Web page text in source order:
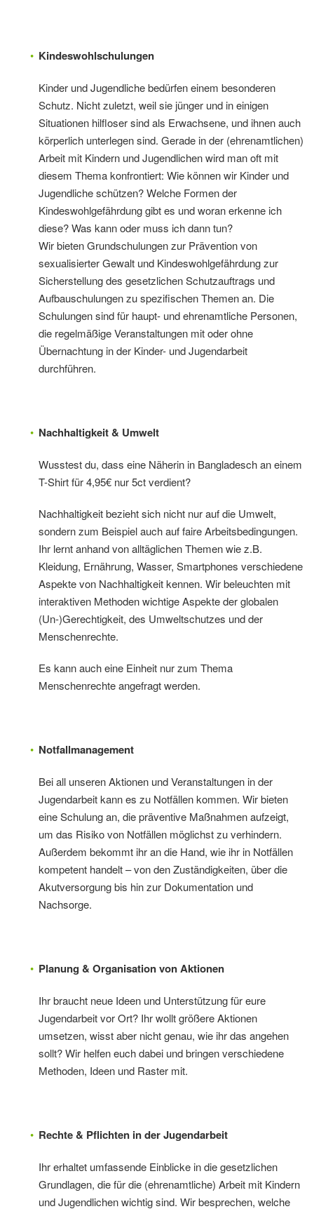
Kindeswohlschulungen
Kinder und Jugendliche bedürfen einem besonderen
Schutz. Nicht zuletzt, weil sie jünger und in einigen
Situationen hilfloser sind als Erwachsene, und ihnen auch
körperlich unterlegen sind. Gerade in der (ehrenamtlichen)
Arbeit mit Kindern und Jugendlichen wird man oft mit
diesem Thema konfrontiert: Wie können wir Kinder und
Jugendliche schützen? Welche Formen der
Kindeswohlgefährdung gibt es und woran erkenne ich
diese? Was kann oder muss ich dann tun?
Wir bieten Grundschulungen zur Prävention von
sexualisierter Gewalt und Kindeswohlgefährdung zur
Sicherstellung des gesetzlichen Schutzauftrags und
Aufbauschulungen zu spezifischen Themen an. Die
Schulungen sind für haupt- und ehrenamtliche Personen,
die regelmäßige Veranstaltungen mit oder ohne
Übernachtung in der Kinder- und Jugendarbeit
durchführen.
Nachhaltigkeit & Umwelt
Wusstest du, dass eine Näherin in Bangladesch an einem
T-Shirt für 4,95€ nur 5ct verdient?
Nachhaltigkeit bezieht sich nicht nur auf die Umwelt,
sondern zum Beispiel auch auf faire Arbeitsbedingungen.
Ihr lernt anhand von alltäglichen Themen wie z.B.
Kleidung, Ernährung, Wasser, Smartphones verschiedene
Aspekte von Nachhaltigkeit kennen. Wir beleuchten mit
interaktiven Methoden wichtige Aspekte der globalen
(Un-)Gerechtigkeit, des Umweltschutzes und der
Menschenrechte.
Es kann auch eine Einheit nur zum Thema
Menschenrechte angefragt werden.
Notfallmanagement
Bei all unseren Aktionen und Veranstaltungen in der
Jugendarbeit kann es zu Notfällen kommen. Wir bieten
eine Schulung an, die präventive Maßnahmen aufzeigt,
um das Risiko von Notfällen möglichst zu verhindern.
Außerdem bekommt ihr an die Hand, wie ihr in Notfällen
kompetent handelt – von den Zuständigkeiten, über die
Akutversorgung bis hin zur Dokumentation und
Nachsorge.
Planung & Organisation von Aktionen
Ihr braucht neue Ideen und Unterstützung für eure
Jugendarbeit vor Ort? Ihr wollt größere Aktionen
umsetzen, wisst aber nicht genau, wie ihr das angehen
sollt? Wir helfen euch dabei und bringen verschiedene
Methoden, Ideen und Raster mit.
Rechte & Pflichten in der Jugendarbeit
Ihr erhaltet umfassende Einblicke in die gesetzlichen
Grundlagen, die für die (ehrenamtliche) Arbeit mit Kindern
und Jugendlichen wichtig sind. Wir besprechen, welche